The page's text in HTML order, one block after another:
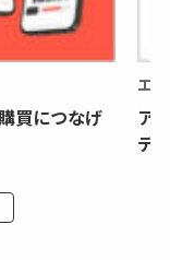
買につなげ
エ
ア
デ